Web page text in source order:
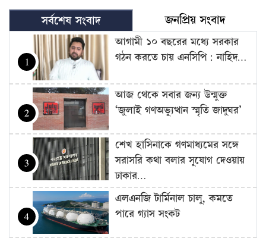
সর্বশেষ সংবাদ জনপ্রিয় সংবাদ
1
আগামী ১০ বছরের মধ্যে সরকার
গঠন করতে চায় এনসিপি: নাহিদ…
2
আজ থেকে সবার জন্য উন্মুক্ত
‘জুলাই গণঅভ্যুত্থান স্মৃতি জাদুঘর’
3
শেখ হাসিনাকে গণমাধ্যমের সঙ্গে
সরাসরি কথা বলার সুযোগ দেওয়ায়
ঢাকার…
4
এলএনজি টার্মিনাল চালু, কমতে
পারে গ্যাস সংকট